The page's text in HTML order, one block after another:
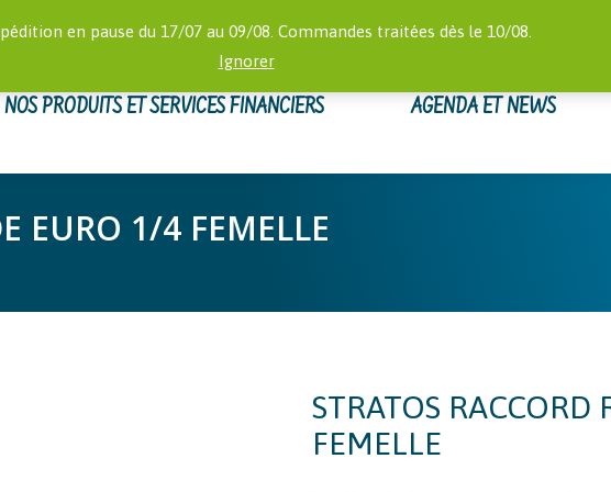
en pause du 17/07 au 09/08. Commandes traitées dès le 10/08.
Ignorer
:
NOS PRODUITS ET SERVICES FINANCIERS AGENDA ET NEWS
EURO 1/4 FEMELLE
STRATOS
FEMELLE